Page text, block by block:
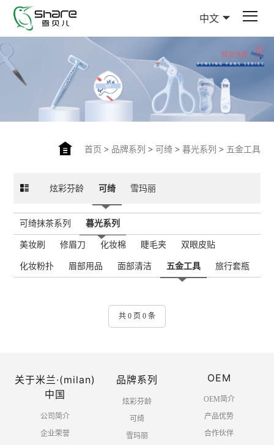
中文
首页 > 品牌系列 > 可绮> 暮光系列 > 五金工具
炫彩芬龄 可绮 雪玛丽
可绮抹茶系列 暮光系列
美妆刷 修眉刀 化妆棉 睫毛夹 双眼皮贴
化妆粉扑 眉部用品 面部清洁 五金工具 旅行套瓶
共 0 页 0 条
关于米兰·(milan)
中国
公司简介
企业荣誉
品牌系列
炫彩芬龄
可绮
雪玛丽
OEM
OEM简介
产品优势
合作伙伴